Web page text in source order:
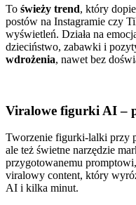
To świeży trend, który
postów na Instagramie czy
wyświetleń. Działa na
dzieciństwo, zabawki i
wdrożenia, nawet bez
Viralowe figurki AI –
Tworzenie figurki-lalki przy
ale też świetne narzędzie
przygotowanemu
viralowy content, który
AI i kilka minut.